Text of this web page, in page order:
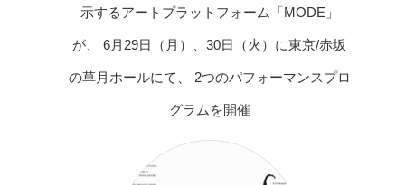
示するアートプラットフォーム「MODE」
が、 6月29日（月）、30日（火）に東京/赤坂
の草月ホールにて、 2つのパフォーマンスプロ
グラムを開催